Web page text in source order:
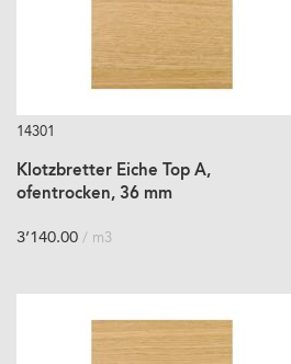
14301
Klotzbretter Eiche Top A,
ofentrocken, 36 mm
3’140.00 / m3